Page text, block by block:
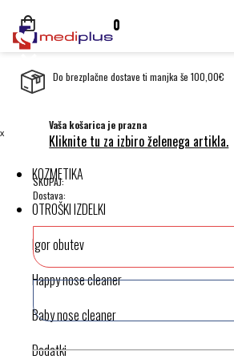
0
Do brezplačne dostave ti manjka še 100,00€
Vaša košarica je prazna
Kliknite tu za izbiro želenega artikla.
SKUPAJ:
Dostava:
ˣ
KOZMETIKA
OTROŠKI IZDELKI
Igor obutev
Happy nose cleaner
Baby nose cleaner
Dodatki